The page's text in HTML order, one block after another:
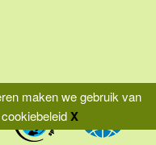
maken we gebruik van
X
Reisvoorwaarden